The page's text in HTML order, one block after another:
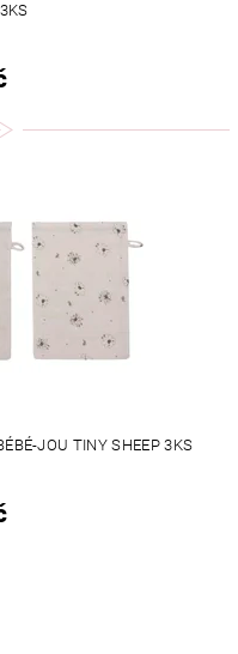
JOU TINY SHEEP 3KS